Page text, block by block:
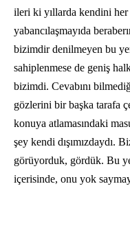
ileri ki yıllarda ken­dini
yabancılaşmayıda
bizimdir denilmeyen bu
sahiplenmese de geniş
bizimdi. Cevabını
gözlerini bir başka tarafa
konuya atlamasındaki
şey kendi dışı­mızdaydı.
görüyorduk, gördük. Bu
içerisinde, onu yok